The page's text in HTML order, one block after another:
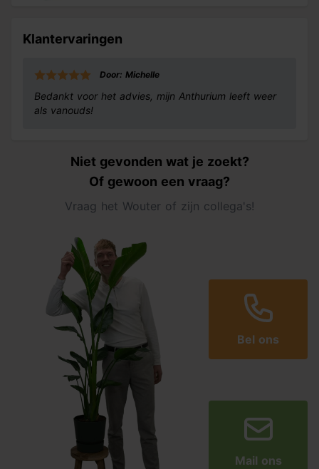
Klantervaringen
Door: Michelle
Bedankt voor het advies, mijn Anthurium leeft weer
als vanouds!
Niet gevonden wat je zoekt?
Of gewoon een vraag?
Vraag het Wouter of zijn collega's!
Bel ons
Mail ons